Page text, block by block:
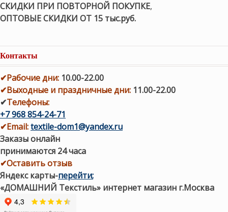
СКИДКИ ПРИ ПОВТОРНОЙ ПОКУПКЕ,
ОПТОВЫЕ СКИДКИ ОТ 15 тыс.руб.
Контакты
✔Рабочие дни: 10.00-22.00
✔Выходные и праздничные дни: 11.00-22.00
✔Телефоны:
+7 968 854-24-71
✔Email:textile-dom1@yandex.ru
Заказы онлайн
принимаются 24 часа
✔Оставить отзыв
Яндекс карты-перейти;
«ДОМАШНИЙ Текстиль» интернет магазин г.Москва